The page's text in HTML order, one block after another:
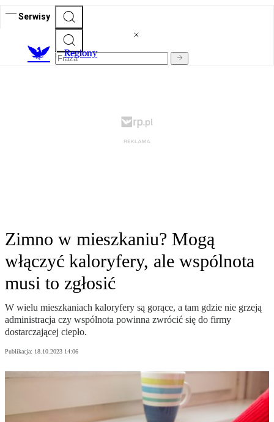
Serwisy
Regiony
Zimno w mieszkaniu? Mogą
włączyć kaloryfery, ale wspólnota
musi to zgłosić
W wielu mieszkaniach kaloryfery są gorące, a tam gdzie nie grzeją
administracja czy wspólnota powinna zwrócić się do firmy
dostarczającej ciepło.
Publikacja: 18.10.2023 14:06